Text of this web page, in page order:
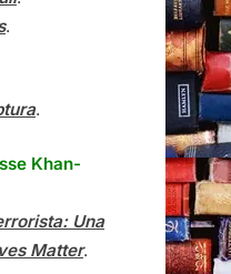
.
.
Khan-
Una
Matter.